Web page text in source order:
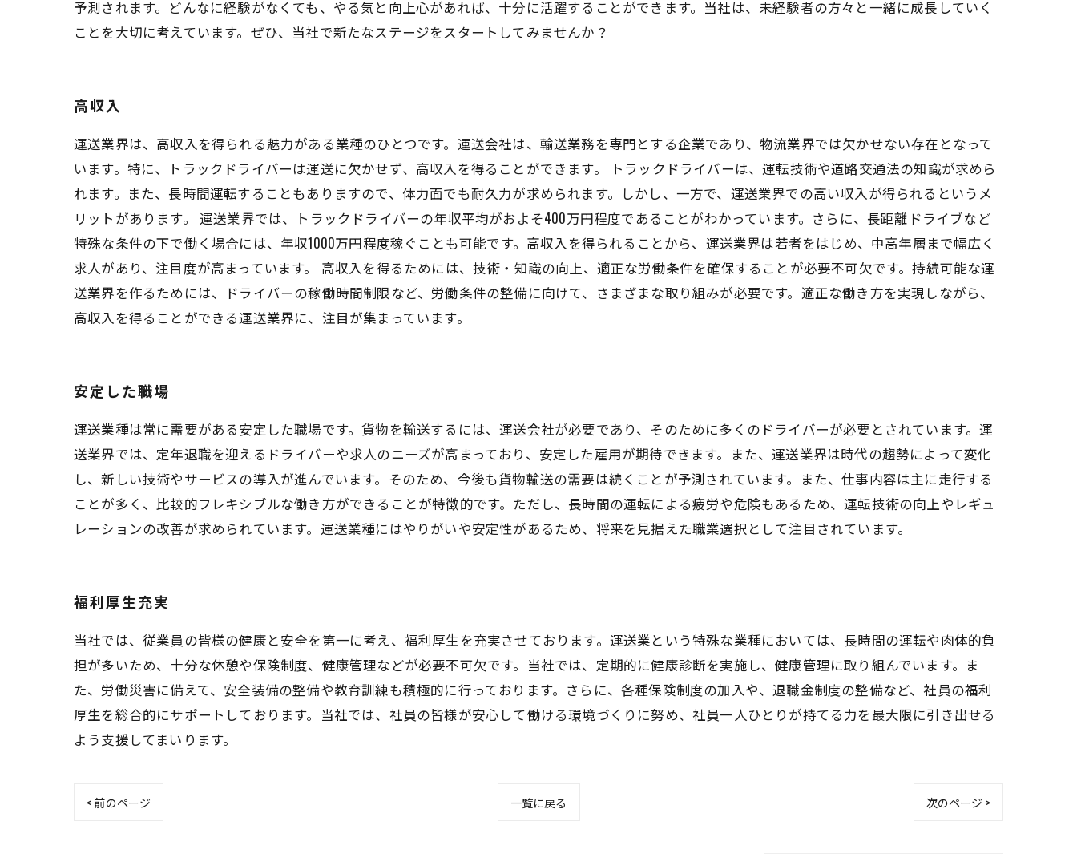
予測されます。どんなに経験がなくても、やる気と向上心があれば、十分に活躍することができます。当社は、未経験者の方々と一緒に成長していく
ことを大切に考えています。ぜひ、当社で新たなステージをスタートしてみませんか？
高収入
運送業界は、高収入を得られる魅力がある業種のひとつです。運送会社は、輸送業務を専門とする企業であり、物流業界では欠かせない存在となって
います。特に、トラックドライバーは運送に欠かせず、高収入を得ることができます。 トラックドライバーは、運転技術や道路交通法の知識が求めら
れます。また、長時間運転することもありますので、体力面でも耐久力が求められます。しかし、一方で、運送業界での高い収入が得られるというメ
リットがあります。 運送業界では、トラックドライバーの年収平均がおよそ400万円程度であることがわかっています。さらに、長距離ドライブなど
特殊な条件の下で働く場合には、年収1000万円程度稼ぐことも可能です。高収入を得られることから、運送業界は若者をはじめ、中高年層まで幅広く
求人があり、注目度が高まっています。 高収入を得るためには、技術・知識の向上、適正な労働条件を確保することが必要不可欠です。持続可能な運
送業界を作るためには、ドライバーの稼働時間制限など、労働条件の整備に向けて、さまざまな取り組みが必要です。適正な働き方を実現しながら、
高収入を得ることができる運送業界に、注目が集まっています。
安定した職場
運送業種は常に需要がある安定した職場です。貨物を輸送するには、運送会社が必要であり、そのために多くのドライバーが必要とされています。運
送業界では、定年退職を迎えるドライバーや求人のニーズが高まっており、安定した雇用が期待できます。また、運送業界は時代の趨勢によって変化
し、新しい技術やサービスの導入が進んでいます。そのため、今後も貨物輸送の需要は続くことが予測されています。また、仕事内容は主に走行する
ことが多く、比較的フレキシブルな働き方ができることが特徴的です。ただし、長時間の運転による疲労や危険もあるため、運転技術の向上やレギュ
レーションの改善が求められています。運送業種にはやりがいや安定性があるため、将来を見据えた職業選択として注目されています。
福利厚生充実
当社では、従業員の皆様の健康と安全を第一に考え、福利厚生を充実させております。運送業という特殊な業種においては、長時間の運転や肉体的負
担が多いため、十分な休憩や保険制度、健康管理などが必要不可欠です。当社では、定期的に健康診断を実施し、健康管理に取り組んでいます。ま
た、労働災害に備えて、安全装備の整備や教育訓練も積極的に行っております。さらに、各種保険制度の加入や、退職金制度の整備など、社員の福利
厚生を総合的にサポートしております。当社では、社員の皆様が安心して働ける環境づくりに努め、社員一人ひとりが持てる力を最大限に引き出せる
よう支援してまいります。
< 前のページ 一覧に戻る 次のページ >